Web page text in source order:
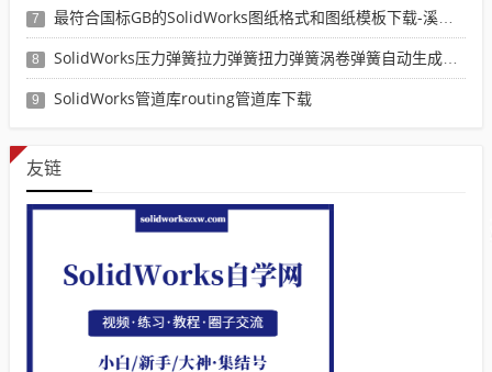
7 最符合国标GB的SolidWorks图纸格式和图纸模板下载-溪风专用版
8 SolidWorks压力弹簧拉力弹簧扭力弹簧涡卷弹簧自动生成宏程序下载
9 SolidWorks管道库routing管道库下载
友链